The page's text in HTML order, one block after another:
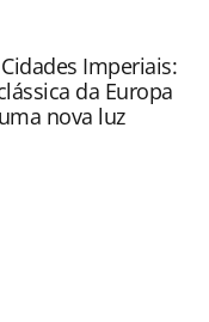
proibam-
ferramentas
produzido pela
brasileira
conteúdo sem
Imperiais:
da Europa
nova luz